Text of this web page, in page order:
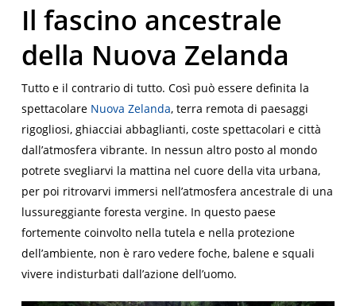
Il fascino ancestrale
della Nuova Zelanda
Tutto e il contrario di tutto. Così può essere definita la
spettacolare Nuova Zelanda, terra remota di paesaggi
rigogliosi, ghiacciai abbaglianti, coste spettacolari e città
dall’atmosfera vibrante. In nessun altro posto al mondo
potrete svegliarvi la mattina nel cuore della vita urbana,
per poi ritrovarvi immersi nell’atmosfera ancestrale di una
lussureggiante foresta vergine. In questo paese
fortemente coinvolto nella tutela e nella protezione
dell’ambiente, non è raro vedere foche, balene e squali
vivere indisturbati dall’azione dell’uomo.